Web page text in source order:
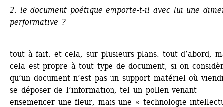
2. le document poétique emporte-t-il avec lui une
performative ?
tout à fait. et cela, sur plusieurs plans. tout d’abord,
cela est propre à tout type de document, si on
qu’un document n’est pas un support matériel où
se déposer de l’information, tel un pollen venant
ensemencer une fleur, mais une « technologie